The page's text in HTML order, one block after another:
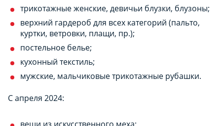
трикотажные женские, девичьи блузки, блузоны;
верхний гардероб для всех категорий (пальто,
куртки, ветровки, плащи, пр.);
постельное белье;
кухонный текстиль;
мужские, мальчиковые трикотажные рубашки.
С апреля 2024: